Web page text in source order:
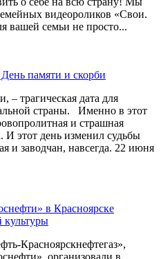
видеороликов «Свои.
вашей семьи не просто...
памяти и скорби
– трагическая дата для
страны. Именно в этот
и страшная
И этот день изменил судьбы
и заводчан, навсегда. 22 июня
в Красноярске
культуры
Красноярскнефтегаз»,
организовали в